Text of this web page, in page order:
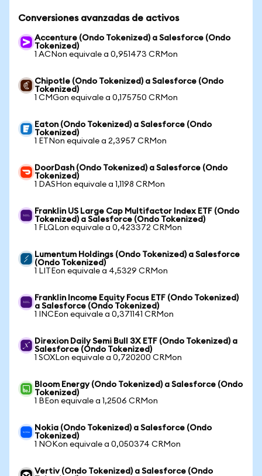
Conversiones avanzadas de activos
Accenture (Ondo Tokenized) a Salesforce (Ondo
Tokenized)
1 ACNon equivale a 0,951473 CRMon
Chipotle (Ondo Tokenized) a Salesforce (Ondo
Tokenized)
1 CMGon equivale a 0,175750 CRMon
Eaton (Ondo Tokenized) a Salesforce (Ondo
Tokenized)
1 ETNon equivale a 2,3957 CRMon
DoorDash (Ondo Tokenized) a Salesforce (Ondo
Tokenized)
1 DASHon equivale a 1,1198 CRMon
Franklin US Large Cap Multifactor Index ETF (Ondo
Tokenized) a Salesforce (Ondo Tokenized)
1 FLQLon equivale a 0,423372 CRMon
Lumentum Holdings (Ondo Tokenized) a Salesforce
(Ondo Tokenized)
1 LITEon equivale a 4,5329 CRMon
Franklin Income Equity Focus ETF (Ondo Tokenized)
a Salesforce (Ondo Tokenized)
1 INCEon equivale a 0,371141 CRMon
Direxion Daily Semi Bull 3X ETF (Ondo Tokenized) a
Salesforce (Ondo Tokenized)
1 SOXLon equivale a 0,720200 CRMon
Bloom Energy (Ondo Tokenized) a Salesforce (Ondo
Tokenized)
1 BEon equivale a 1,2506 CRMon
Nokia (Ondo Tokenized) a Salesforce (Ondo
Tokenized)
1 NOKon equivale a 0,050374 CRMon
Vertiv (Ondo Tokenized) a Salesforce (Ondo